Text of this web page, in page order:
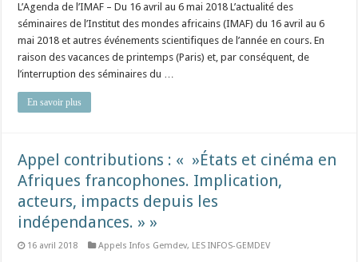
L’Agenda de l’IMAF – Du 16 avril au 6 mai 2018 L’actualité des
séminaires de l’Institut des mondes africains (IMAF) du 16 avril au 6
mai 2018 et autres événements scientifiques de l’année en cours. En
raison des vacances de printemps (Paris) et, par conséquent, de
l’interruption des séminaires du …
En savoir plus
Appel contributions : « »États et cinéma en
Afriques francophones. Implication,
acteurs, impacts depuis les
indépendances. » »
16 avril 2018 Appels Infos Gemdev, LES INFOS-GEMDEV